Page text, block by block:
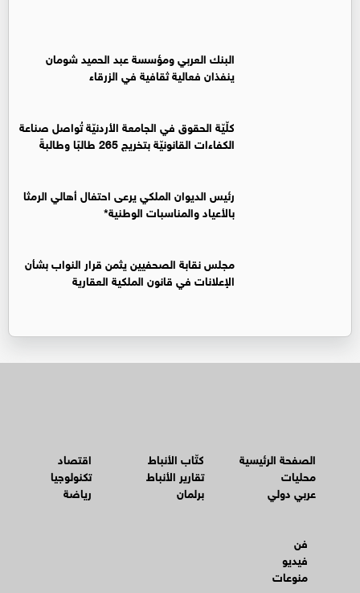
البنك العربي ومؤسسة عبد الحميد شومان
ينفذان فعالية ثقافية في الزرقاء
كلّيّة الحقوق في الجامعة الأردنيّة تُواصل صناعة
الكفاءات القانونيّة بتخريج 265 طالبًا وطالبةً
رئيس الديوان الملكي يرعى احتفال أهالي الرمثا
بالأعياد والمناسبات الوطنية*
مجلس نقابة الصحفيين يثمن قرار النواب بشأن
الإعلانات في قانون الملكية العقارية
الصفحة الرئيسية
محليات
عربي دولي
كتّاب الأنباط
تقارير الأنباط
برلمان
اقتصاد
تكنولوجيا
رياضة
فن
فيديو
منوعات